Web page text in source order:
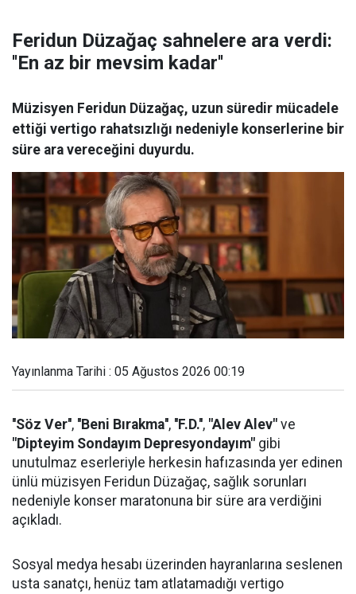
Feridun Düzağaç sahnelere ara verdi:
''En az bir mevsim kadar''
Müzisyen Feridun Düzağaç, uzun süredir mücadele
ettiği vertigo rahatsızlığı nedeniyle konserlerine bir
süre ara vereceğini duyurdu.
Yayınlanma Tarihi : 05 Ağustos 2026 00:19
''Söz Ver'', ''Beni Bırakma'', ''F.D.'', "Alev Alev" ve
"Dipteyim Sondayım Depresyondayım" gibi
unutulmaz eserleriyle herkesin hafızasında yer edinen
ünlü müzisyen Feridun Düzağaç, sağlık sorunları
nedeniyle konser maratonuna bir süre ara verdiğini
açıkladı.
Sosyal medya hesabı üzerinden hayranlarına seslenen
usta sanatçı, henüz tam atlatamadığı vertigo